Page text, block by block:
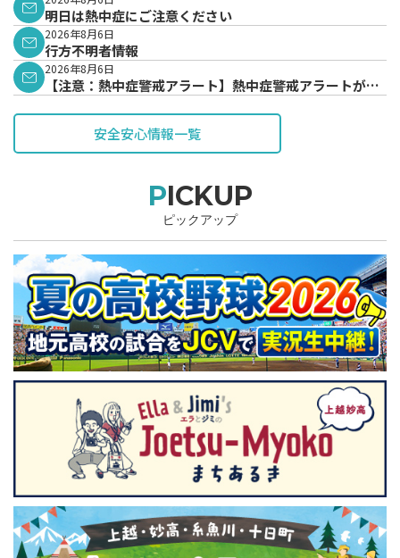
明日は熱中症にご注意ください
2026年8月6日
行方不明者情報
2026年8月6日
【注意：熱中症警戒アラート】熱中症警戒アラートが発
安全安心情報一覧
PICKUP
ピックアップ